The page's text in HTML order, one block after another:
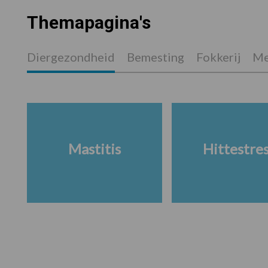
Themapagina's
Diergezondheid Bemesting Fokkerij
Mastitis